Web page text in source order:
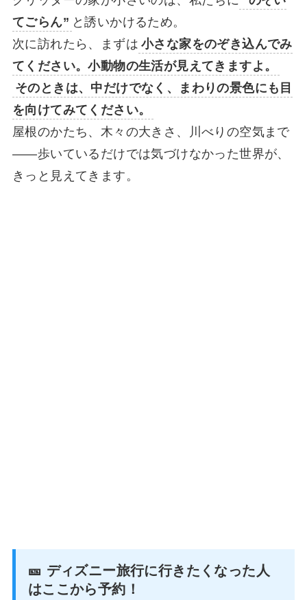
てごらん” と誘いかけるため。
次に訪れたら、まずは 小さな家をのぞき込んでみ
てください。小動物の生活が見えてきますよ。
そのときは、中だけでなく、まわりの景色にも目
を向けてみてください。
屋根のかたち、木々の大きさ、川べりの空気まで
——歩いているだけでは気づけなかった世界が、
きっと見えてきます。
🎫 ディズニー旅行に行きたくなった人
はここから予約！